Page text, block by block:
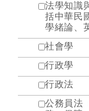
法學知識
括中華民
學緒論、
社會學
行政學
行政法
公務員法